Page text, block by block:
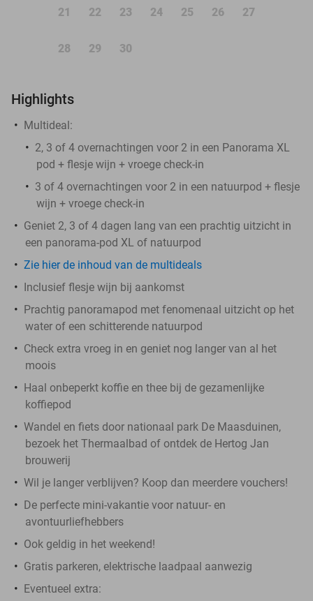
21 22 23 24 25 26 27
28 29 30
Highlights
Multideal:
2, 3 of 4 overnachtingen voor 2 in een Panorama XL
pod + flesje wijn + vroege check-in
3 of 4 overnachtingen voor 2 in een natuurpod + flesje
wijn + vroege check-in
Geniet 2, 3 of 4 dagen lang van een prachtig uitzicht in
een panorama-pod XL of natuurpod
Zie hier de inhoud van de multideals
Inclusief flesje wijn bij aankomst
Prachtig panoramapod met fenomenaal uitzicht op het
water of een schitterende natuurpod
Check extra vroeg in en geniet nog langer van al het
moois
Haal onbeperkt koffie en thee bij de gezamenlijke
koffiepod
Wandel en fiets door nationaal park De Maasduinen,
bezoek het Thermaalbad of ontdek de Hertog Jan
brouwerij
Wil je langer verblijven? Koop dan meerdere vouchers!
De perfecte mini-vakantie voor natuur- en
avontuurliefhebbers
Ook geldig in het weekend!
Gratis parkeren, elektrische laadpaal aanwezig
Eventueel extra: